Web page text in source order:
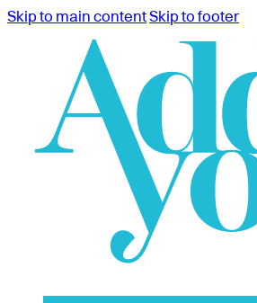
Skip to main contentSkip to footer